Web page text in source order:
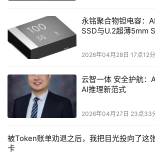
2007年，SAS在企业硬盘市场上所占据
计算)将超过40%，领先于Fibre Channel
Adaptec来看，2005年1月至今，已经向
SAS的应用会最先从硬盘、内部存储开
SAS终将取代SCSI。虽然2005年第一季
度。未来几年，SAS的增长势头最猛，从
过程也会很快。不过，SCSI并不会立刻退
永铭聚合物钽电容：
SSD与U.2超薄5mm
2026年04月28日 17点12分
云智一体 安全护航：
AI推理新范式
2026年04月27日 23点33
被Token账单劝退之后，我把目光投向了这
卡